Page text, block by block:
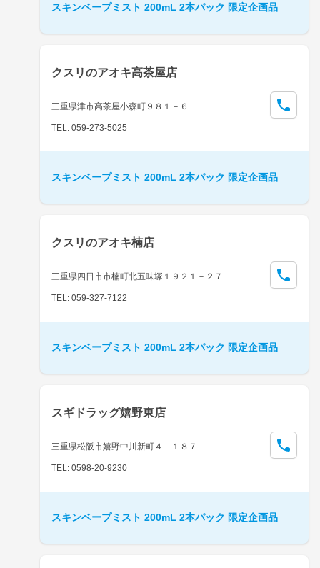
スキンベープミスト 200mL 2本パック 限定企画品
クスリのアオキ高茶屋店
三重県津市高茶屋小森町９８１－６
TEL: 059-273-5025
スキンベープミスト 200mL 2本パック 限定企画品
クスリのアオキ楠店
三重県四日市市楠町北五味塚１９２１－２７
TEL: 059-327-7122
スキンベープミスト 200mL 2本パック 限定企画品
スギドラッグ嬉野東店
三重県松阪市嬉野中川新町４－１８７
TEL: 0598-20-9230
スキンベープミスト 200mL 2本パック 限定企画品